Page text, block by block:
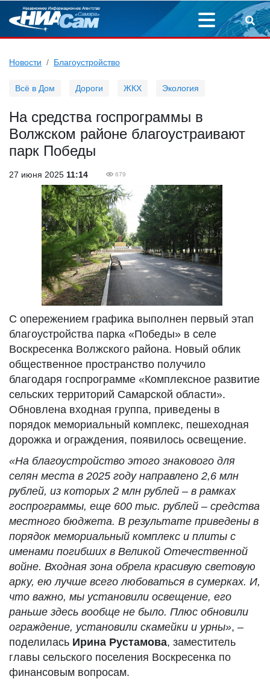
Новости Благоустройство
Всё в Дом Дороги ЖКХ Экология
На средства госпрограммы в
Волжском районе благоустраивают
парк Победы
27 июня 2025 11:14 679
С опережением графика выполнен первый этап
благоустройства парка «Победы» в селе
Воскресенка Волжского района. Новый облик
общественное пространство получило
благодаря госпрограмме «Комплексное развитие
сельских территорий Самарской области».
Обновлена входная группа, приведены в
порядок мемориальный комплекс, пешеходная
дорожка и ограждения, появилось освещение.
«На благоустройство этого знакового для
селян места в 2025 году направлено 2,6 млн
рублей, из которых 2 млн рублей – в рамках
госпрограммы, еще 600 тыс. рублей – средства
местного бюджета. В результате приведены в
порядок мемориальный комплекс и плиты с
именами погибших в Великой Отечественной
войне. Входная зона обрела красивую световую
арку, ею лучше всего любоваться в сумерках. И,
что важно, мы установили освещение, его
раньше здесь вообще не было. Плюс обновили
ограждение, установили скамейки и урны», –
поделилась Ирина Рустамова, заместитель
главы сельского поселения Воскресенка по
финансовым вопросам.